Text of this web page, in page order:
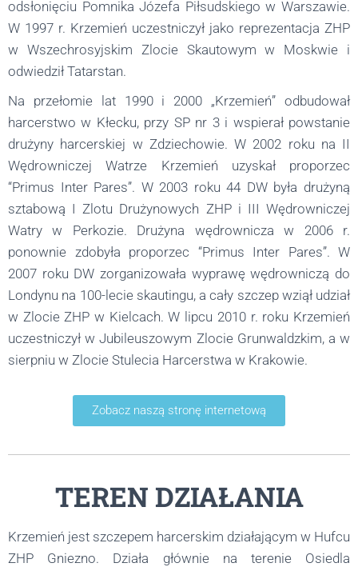
odsłonięciu Pomnika Józefa Piłsudskiego w Warszawie.
W 1997 r. Krzemień uczestniczył jako reprezentacja ZHP
w Wszechrosyjskim Zlocie Skautowym w Moskwie i
odwiedził Tatarstan.
Na przełomie lat 1990 i 2000 „Krzemień” odbudował
harcerstwo w Kłecku, przy SP nr 3 i wspierał powstanie
drużyny harcerskiej w Zdziechowie. W 2002 roku na II
Wędrowniczej Watrze Krzemień uzyskał proporzec
“Primus Inter Pares”. W 2003 roku 44 DW była drużyną
sztabową I Zlotu Drużynowych ZHP i III Wędrowniczej
Watry w Perkozie. Drużyna wędrownicza w 2006 r.
ponownie zdobyła proporzec “Primus Inter Pares”. W
2007 roku DW zorganizowała wyprawę wędrowniczą do
Londynu na 100-lecie skautingu, a cały szczep wziął udział
w Zlocie ZHP w Kielcach. W lipcu 2010 r. roku Krzemień
uczestniczył w Jubileuszowym Zlocie Grunwaldzkim, a w
sierpniu w Zlocie Stulecia Harcerstwa w Krakowie.
Zobacz naszą stronę internetową
TEREN DZIAŁANIA
Krzemień jest szczepem harcerskim działającym w Hufcu
ZHP Gniezno. Działa głównie na terenie Osiedla